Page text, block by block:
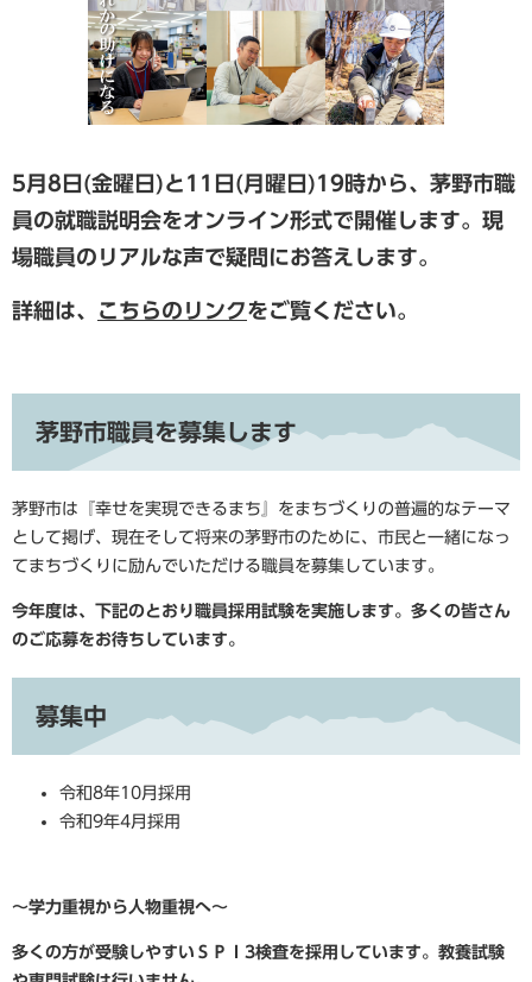
5月8日(金曜日)と11日(月曜日)19時から、茅野市職
員の就職説明会をオンライン形式で開催します。現
場職員のリアルな声で疑問にお答えします。
詳細は、 こちらのリンクをご覧ください。
茅野市職員を募集します
茅野市は『幸せを実現できるまち』をまちづくりの普遍的なテーマ
として掲げ、現在そして将来の茅野市のために、市民と一緒になっ
てまちづくりに励んでいただける職員を募集しています。
今年度は、下記のとおり職員採用試験を実施します。多くの皆さん
のご応募をお待ちしています。
募集中
令和8年10月採用
令和9年4月採用
～学力重視から人物重視へ～
多くの方が受験しやすいＳＰＩ3検査を採用しています。教養試験